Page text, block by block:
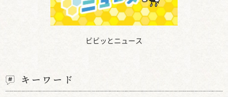
ビビッとニュース
キーワード